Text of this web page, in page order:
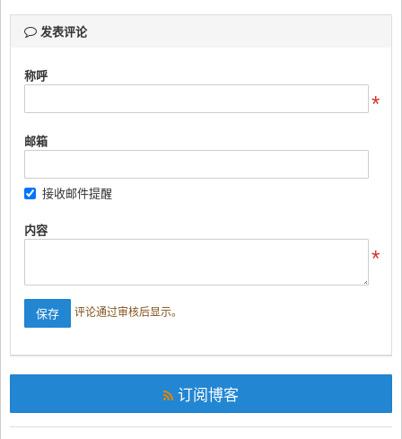
发表评论
称呼
邮箱
接收邮件提醒
内容
评论通过审核后显示。
订阅博客